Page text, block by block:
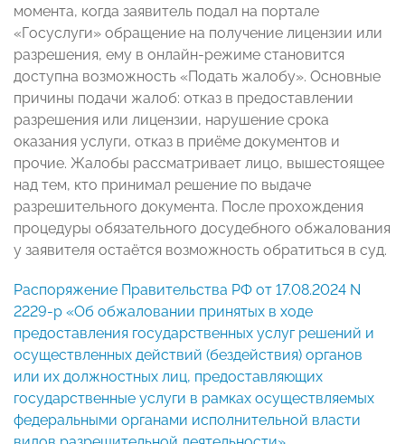
момента, когда заявитель подал на портале
«Госуслуги» обращение на получение лицензии или
разрешения, ему в онлайн-режиме становится
доступна возможность «Подать жалобу». Основные
причины подачи жалоб: отказ в предоставлении
разрешения или лицензии, нарушение срока
оказания услуги, отказ в приёме документов и
прочие. Жалобы рассматривает лицо, вышестоящее
над тем, кто принимал решение по выдаче
разрешительного документа. После прохождения
процедуры обязательного досудебного обжалования
у заявителя остаётся возможность обратиться в суд.
Распоряжение Правительства РФ от 17.08.2024 N
2229-р «Об обжаловании принятых в ходе
предоставления государственных услуг решений и
осуществленных действий (бездействия) органов
или их должностных лиц, предоставляющих
государственные услуги в рамках осуществляемых
федеральными органами исполнительной власти